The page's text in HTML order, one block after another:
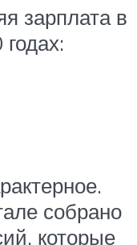
зарплата в
собрано
которые